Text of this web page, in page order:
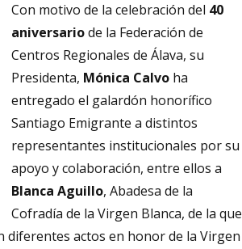
Con motivo de la celebración del 40
aniversariode la Federación de
Centros Regionales de Álava, su
Presidenta, Mónica Calvo ha
entregado el galardón honorífico
Santiago Emigrante a distintos
representantes institucionales por su
apoyo y colaboración, entre ellos a
Blanca Aguillo, Abadesa de la
Cofradía de la Virgen Blanca, de la que
diferentes actos en honor de la Virgen